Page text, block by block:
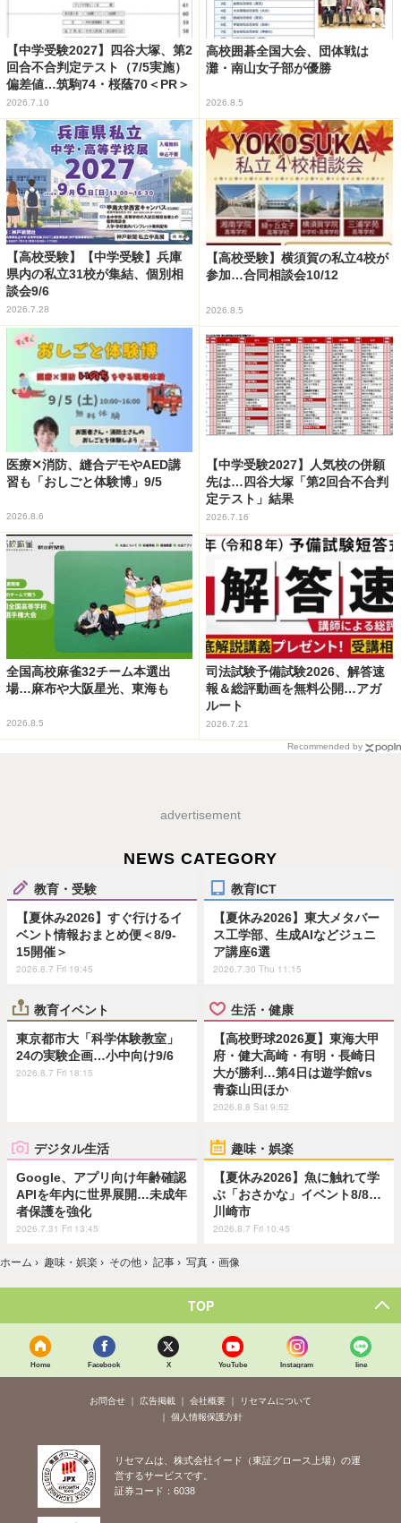
【中学受験2027】四谷大塚、第2
回合不合判定テスト（7/5実施）
偏差値…筑駒74・桜蔭70＜PR＞
2026.7.10
高校囲碁全国大会、団体戦は
灘・南山女子部が優勝
2026.8.5
【高校受験】【中学受験】兵庫
県内の私立31校が集結、個別相
談会9/6
2026.7.28
【高校受験】横須賀の私立4校が
参加…合同相談会10/12
2026.8.5
医療✕消防、縫合デモやAED講
習も「おしごと体験博」9/5
2026.8.6
【中学受験2027】人気校の併願
先は…四谷大塚「第2回合不合判
定テスト」結果
2026.7.16
全国高校麻雀32チーム本選出
場…麻布や大阪星光、東海も
2026.8.5
司法試験予備試験2026、解答速
報＆総評動画を無料公開…アガ
ルート
2026.7.21
Recommended by
advertisement
NEWS CATEGORY
教育・受験
【夏休み2026】すぐ行けるイ
ベント情報おまとめ便＜8/9-
15開催＞
2026.8.7 Fri 19:45
教育ICT
【夏休み2026】東大メタバー
ス工学部、生成AIなどジュニ
ア講座6選
2026.7.30 Thu 11:15
教育イベント
東京都市大「科学体験教室」
24の実験企画…小中向け9/6
2026.8.7 Fri 18:15
生活・健康
【高校野球2026夏】東海大甲
府・健大高崎・有明・長崎日
大が勝利…第4日は遊学館vs
青森山田ほか
2026.8.8 Sat 9:52
デジタル生活
Google、アプリ向け年齢確認
APIを年内に世界展開…未成年
者保護を強化
2026.7.31 Fri 13:45
趣味・娯楽
【夏休み2026】魚に触れて学
ぶ「おさかな」イベント8/8…
川崎市
2026.8.7 Fri 10:45
ホーム › 趣味・娯楽 › その他 › 記事 › 写真・画像
TOP
Home Facebook X YouTube Instagram line
お問合せ 広告掲載 会社概要
リセマムについて
個人情報保護方針
リセマムは、株式会社イード（東証グロース上場）の運
営するサービスです。
証券コード：6038